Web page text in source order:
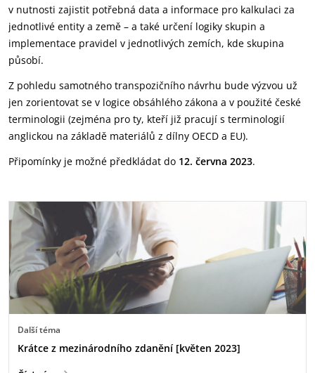
v nutnosti zajistit potřebná data a informace pro kalkulaci za
jednotlivé entity a země – a také určení logiky skupin a
implementace pravidel v jednotlivých zemích, kde skupina
působí.
Z pohledu samotného transpozičního návrhu bude výzvou už
jen zorientovat se v logice obsáhlého zákona a v použité české
terminologii (zejména pro ty, kteří již pracují s terminologií
anglickou na základě materiálů z dílny OECD a EU).
Připomínky je možné předkládat do 12. června 2023.
Další téma
Krátce z mezinárodního zdanění [květen 2023]